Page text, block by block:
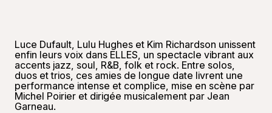
Luce Dufault, Lulu Hughes et Kim Richardson unissent
enfin leurs voix dans ELLES, un spectacle vibrant aux
accents jazz, soul, R&B, folk et rock. Entre solos,
duos et trios, ces amies de longue date livrent une
performance intense et complice, mise en scène par
Michel Poirier et dirigée musicalement par Jean
Garneau.